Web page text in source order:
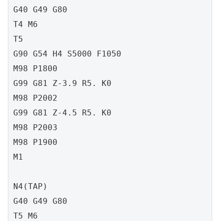
G40 G49 G80
T4 M6
T5
G90 G54 H4 S5000 F1050
M98 P1800
G99 G81 Z-3.9 R5. K0
M98 P2002
G99 G81 Z-4.5 R5. K0
M98 P2003
M98 P1900
M1
N4(TAP)
G40 G49 G80
T5 M6